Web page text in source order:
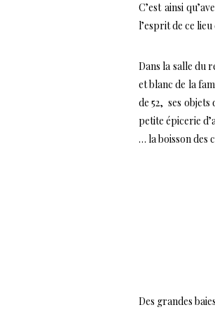
C’est ainsi
l’esprit de ce
Dans la salle du
et blanc de la
de 52, ses
petite épicerie
… la boisson des
Des grandes